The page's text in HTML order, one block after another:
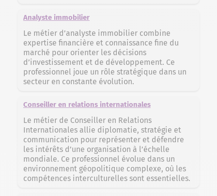
Analyste immobilier
Le métier d’analyste immobilier combine
expertise financière et connaissance fine du
marché pour orienter les décisions
d’investissement et de développement. Ce
professionnel joue un rôle stratégique dans un
secteur en constante évolution.
Conseiller en relations internationales
Le métier de Conseiller en Relations
Internationales allie diplomatie, stratégie et
communication pour représenter et défendre
les intérêts d’une organisation à l’échelle
mondiale. Ce professionnel évolue dans un
environnement géopolitique complexe, où les
compétences interculturelles sont essentielles.